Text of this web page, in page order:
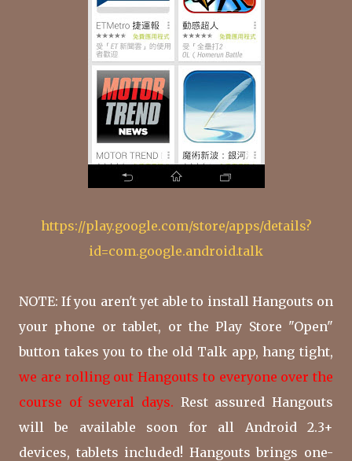
https://play.google.com/store/apps/details?
id=com.google.android.talk
NOTE: If you aren't yet able to install Hangouts on
your phone or tablet, or the Play Store "Open"
button takes you to the old Talk app, hang tight,
we are rolling out Hangouts to everyone over the
course of several days. Rest assured Hangouts
will be available soon for all Android 2.3+
devices, tablets included! Hangouts brings one-